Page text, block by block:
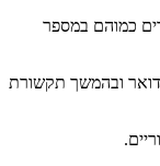
כמוהם במספר
דואר ובהמשך תקשורת